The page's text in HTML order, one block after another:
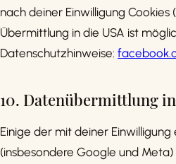
nach deiner Einwilligung Cookies
Übermittlung in die USA ist
Datenschutzhinweise:
10. Datenübermittlung
Einige der mit deiner
(insbesondere Google und